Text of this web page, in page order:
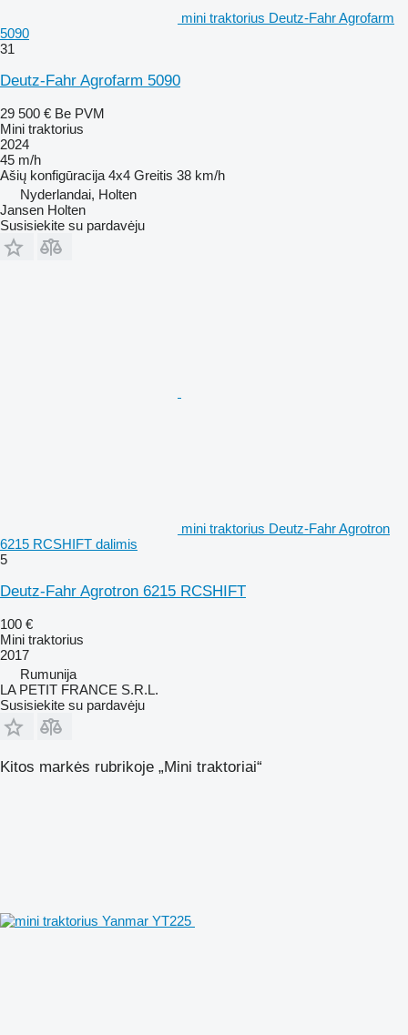
mini traktorius Deutz-Fahr Agrofarm
5090
31
Deutz-Fahr Agrofarm 5090
29 500 € Be PVM
Mini traktorius
2024
45 m/h
Ašių konfigūracija 4x4 Greitis 38 km/h
Nyderlandai, Holten
Jansen Holten
Susisiekite su pardavėju
mini traktorius Deutz-Fahr Agrotron
6215 RCSHIFT dalimis
5
Deutz-Fahr Agrotron 6215 RCSHIFT
100 €
Mini traktorius
2017
Rumunija
LA PETIT FRANCE S.R.L.
Susisiekite su pardavėju
Kitos markės rubrikoje „Mini traktoriai“